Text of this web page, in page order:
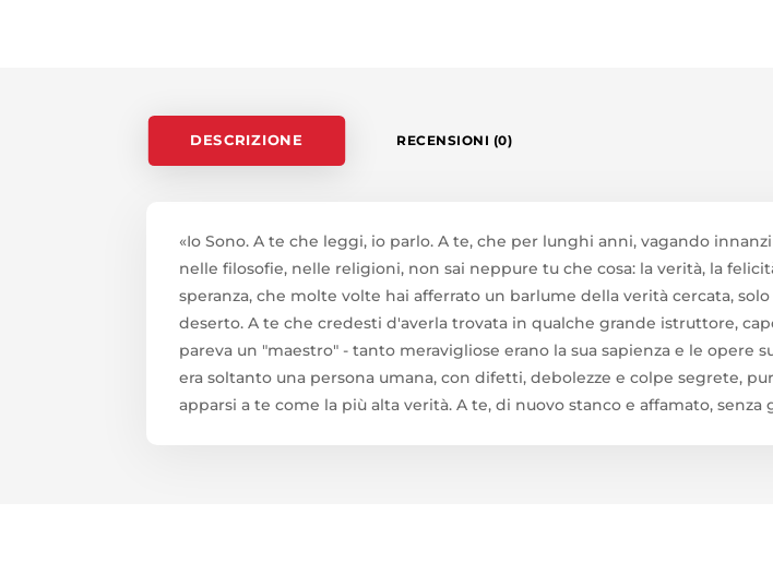
DESCRIZIONE RECENSIONI (0)
«Io Sono. A te che leggi, io parlo. A te, che per lunghi anni, vagando
nelle filosofie, nelle religioni, non sai neppure tu che cosa: la verità, la
speranza, che molte volte hai afferrato un barlume della verità cercata,
deserto. A te che credesti d'averla trovata in qualche grande istruttore,
pareva un "maestro" - tanto meravigliose erano la sua sapienza e le
era soltanto una persona umana, con difetti, debolezze e colpe segrete,
apparsi a te come la più alta verità. A te, di nuovo stanco e affamato,